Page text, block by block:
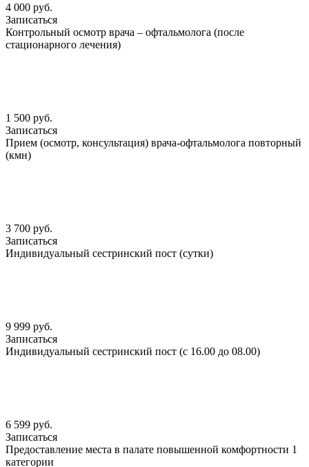
4 000 руб.
Записаться
Контрольный осмотр врача – офтальмолога (после
стационарного лечения)
1 500 руб.
Записаться
Прием (осмотр, консультация) врача-офтальмолога повторный
(кмн)
3 700 руб.
Записаться
Индивидуальный сестринский пост (сутки)
9 999 руб.
Записаться
Индивидуальный сестринский пост (с 16.00 до 08.00)
6 599 руб.
Записаться
Предоставление места в палате повышенной комфортности 1
категории